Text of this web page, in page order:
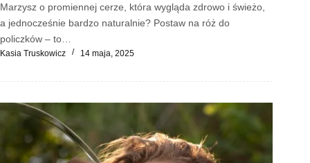
Marzysz o promiennej cerze, która wygląda zdrowo i świeżo,
a jednocześnie bardzo naturalnie? Postaw na róż do
policzków – to…
Kasia Truskowicz 14 maja, 2025